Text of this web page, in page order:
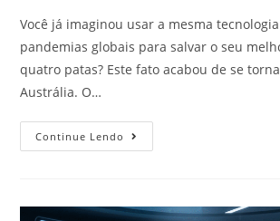
Você já imaginou usar a mesma
pandemias globais para salvar o seu
quatro patas? Este fato acabou de se
Austrália. O…
Continue Lendo